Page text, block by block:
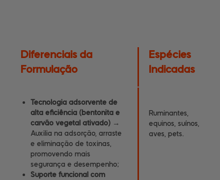
Diferenciais da
Formulação
Espécies
Indicadas
Tecnologia adsorvente de
alta eficiência (bentonita e
carvão vegetal ativado) →
Auxilia na adsorção, arraste
e eliminação de toxinas,
promovendo mais
segurança e desempenho;
Suporte funcional com
Ruminantes,
equinos, suínos,
aves, pets.